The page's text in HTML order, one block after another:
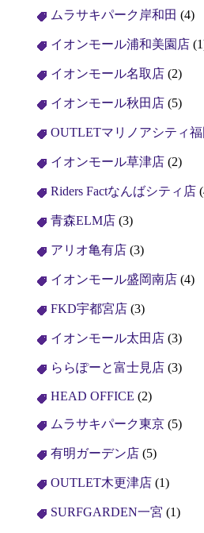
ムラサキパーク岸和田 (4)
イオンモール浦和美園店
イオンモール名取店 (2)
イオンモール秋田店 (5)
OUTLETマリノアシティ
イオンモール草津店 (2)
Riders Factなんばシティ店
青森ELM店 (3)
アリオ亀有店 (3)
イオンモール盛岡南店 (4)
FKD宇都宮店 (3)
イオンモール太田店 (3)
ららぽーと富士見店 (3)
HEAD OFFICE (2)
ムラサキパーク東京 (5)
有明ガーデン店 (5)
OUTLET木更津店 (1)
SURFGARDEN一宮 (1)